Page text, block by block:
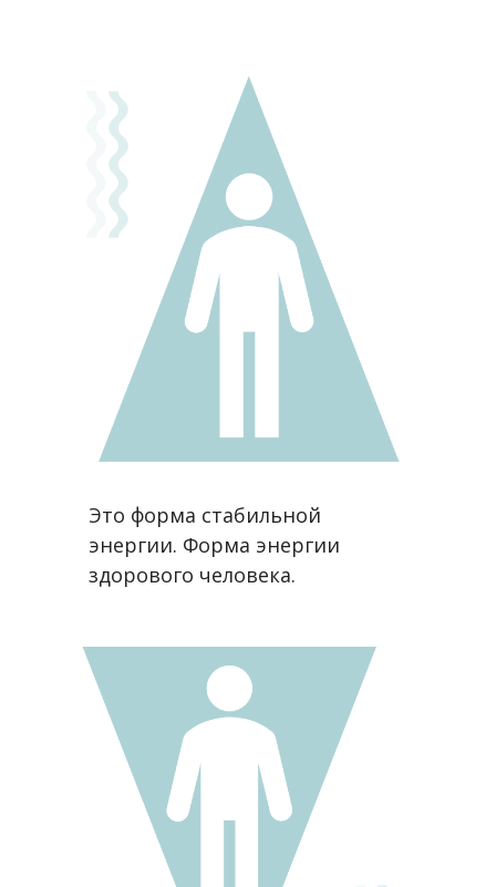
Это форма стабильной
энергии. Форма энергии
здорового человека.